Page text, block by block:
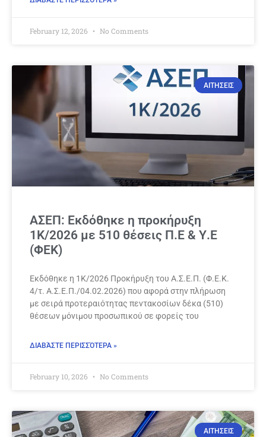
February 12, 2026 No Comments
ΑΙΤΗΣΕΙΣ
ΑΣΕΠ: Εκδόθηκε η προκήρυξη
1Κ/2026 με 510 θέσεις Π.Ε & Υ.Ε
(ΦΕΚ)
Εκδόθηκε η 1Κ/2026 Προκήρυξη του Α.Σ.Ε.Π. (Φ.Ε.Κ.
4/τ. Α.Σ.Ε.Π./04.02.2026) που αφορά στην πλήρωση
με σειρά προτεραιότητας πεντακοσίων δέκα (510)
θέσεων μόνιμου προσωπικού σε φορείς του
ΔΙΑΒΆΣΤΕ ΠΕΡΙΣΣΌΤΕΡΑ »
February 10, 2026 No Comments
ΑΙΤΗΣΕΙΣ